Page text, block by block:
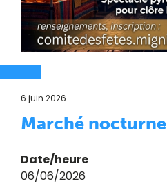
6 juin 2026
Marché nocturne
Date/heure
06/06/2026